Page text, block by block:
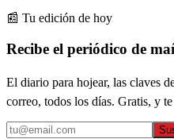
📰 Tu edición de hoy
Recibe el periódico de
El diario para hojear, las claves
correo, todos los días. Gratis, y